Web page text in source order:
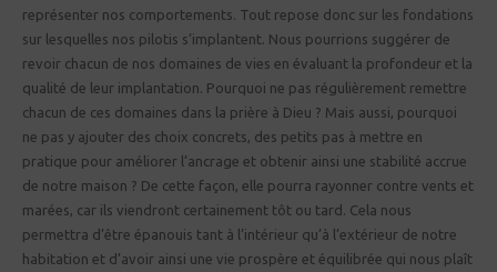
représenter nos comportements. Tout repose donc sur les fondations
sur lesquelles nos pilotis s’implantent. Nous pourrions suggérer de
revoir chacun de nos domaines de vies en évaluant la profondeur et la
qualité de leur implantation. Pourquoi ne pas régulièrement remettre
chacun de ces domaines dans la prière à Dieu ? Mais aussi, pourquoi
ne pas y ajouter des choix concrets, des petits pas à mettre en
pratique pour améliorer l’ancrage et obtenir ainsi une stabilité accrue
de notre maison ? De cette façon, elle pourra rayonner contre vents et
marées, car ils viendront certainement tôt ou tard. Cela nous
permettra d’être épanouis tant à l’intérieur qu’à l’extérieur de notre
habitation et d’avoir ainsi une vie prospère et équilibrée qui nous plaît